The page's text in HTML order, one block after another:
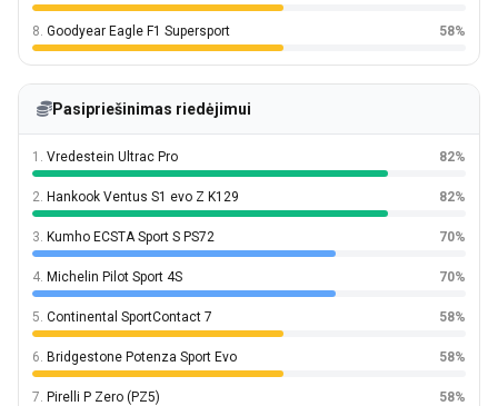
8. Goodyear Eagle F1 Supersport 58%
Pasipriešinimas riedėjimui
1. Vredestein Ultrac Pro 82%
2. Hankook Ventus S1 evo Z K129 82%
3. Kumho ECSTA Sport S PS72 70%
4. Michelin Pilot Sport 4S 70%
5. Continental SportContact 7 58%
6. Bridgestone Potenza Sport Evo 58%
7. Pirelli P Zero (PZ5) 58%